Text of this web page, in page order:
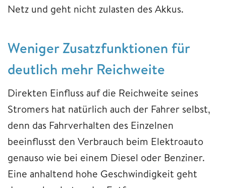
Netz und geht nicht zulasten des Akkus.
Weniger Zusatzfunktionen für
deutlich mehr Reichweite
Direkten Einfluss auf die Reichweite seines
Stromers hat natürlich auch der Fahrer selbst,
denn das Fahrverhalten des Einzelnen
beeinflusst den Verbrauch beim Elektroauto
genauso wie bei einem Diesel oder Benziner.
Eine anhaltend hohe Geschwindigkeit geht